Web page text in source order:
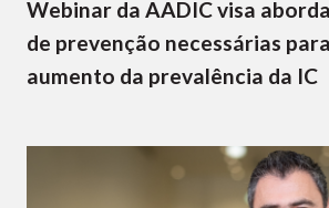
Webinar da AADIC visa
de prevenção necessárias
aumento da prevalência da IC